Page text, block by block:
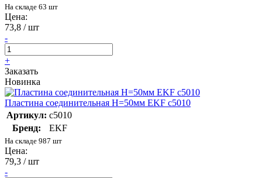
На складе 63 шт
Цена:
73,8 / шт
-
+
Заказать
Новинка
Пластина соединительная H=50мм EKF c5010
Артикул: c5010
Бренд:
EKF
На складе 987 шт
Цена:
79,3 / шт
-